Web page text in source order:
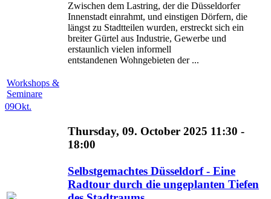
Zwischen dem Lastring, der die Düsseldorfer
Innenstadt einrahmt, und einstigen Dörfern, die
längst zu Stadtteilen wurden, erstreckt sich ein
breiter Gürtel aus Industrie, Gewerbe und
erstaunlich vielen informell
entstandenen Wohngebieten der ...
Workshops &
Seminare
09Okt.
Thursday, 09. October 2025 11:30 -
18:00
Selbstgemachtes Düsseldorf - Eine
Radtour durch die ungeplanten Tiefen